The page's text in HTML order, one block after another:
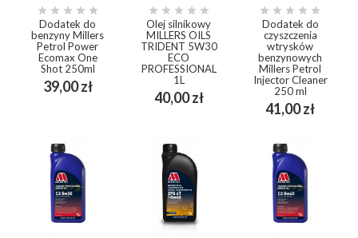
    
Dodatek do
benzyny Millers
Petrol Power
Ecomax One
Shot 250ml
39,00 złCena
    
Olej silnikowy
MILLERS OILS
TRIDENT 5W30
ECO
PROFESSIONAL
1L
40,00 złCena
    
Dodatek do
czyszczenia
wtrysków
benzynowych
Millers Petrol
Injector Cleaner
250 ml
41,00 złCena